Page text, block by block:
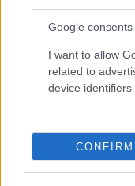
Google consents
I want to allow
related to
device identifiers
CONFIRM